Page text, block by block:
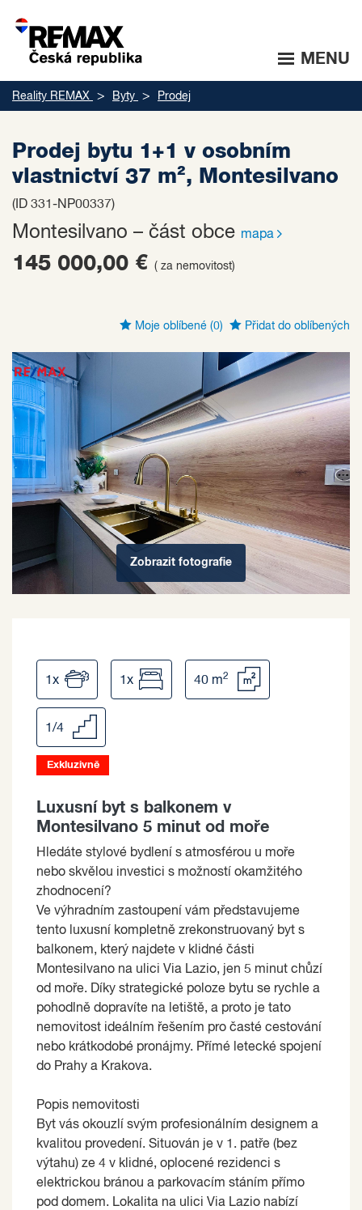
MENU
Reality REMAX Byty Prodej
Prodej bytu 1+1 v osobním
vlastnictví 37 m², Montesilvano
(ID 331-NP00337)
Montesilvano – část obce mapa
145 000,00 € ( za nemovitost)
Moje oblíbené (0) Přidat do oblíbených
Zobrazit fotografie
1x 1x 40 m2
1/4
Exkluzivně
Luxusní byt s balkonem v
Montesilvano 5 minut od moře
Hledáte stylové bydlení s atmosférou u moře
nebo skvělou investici s možností okamžitého
zhodnocení?
Ve výhradním zastoupení vám představujeme
tento luxusní kompletně zrekonstruovaný byt s
balkonem, který najdete v klidné části
Montesilvano na ulici Via Lazio, jen 5 minut chůzí
od moře. Díky strategické poloze bytu se rychle a
pohodlně dopravíte na letiště, a proto je tato
nemovitost ideálním řešením pro časté cestování
nebo krátkodobé pronájmy. Přímé letecké spojení
do Prahy a Krakova.
Popis nemovitosti
Byt vás okouzlí svým profesionálním designem a
kvalitou provedení. Situován je v 1. patře (bez
výtahu) ze 4 v klidné, oplocené rezidenci s
elektrickou bránou a parkovacím stáním přímo
pod domem. Lokalita na ulici Via Lazio nabízí